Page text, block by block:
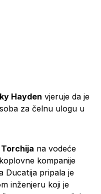
Hayden vjeruje da je
za čelnu ulogu u
na vodeće
kompanije
Ducatija pripala je
inženjeru koji je